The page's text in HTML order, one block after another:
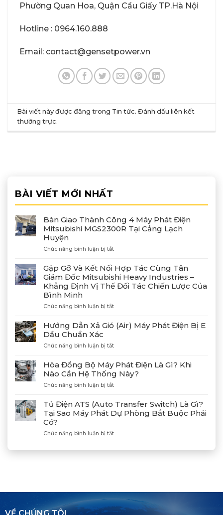
Phường Quan Hoa, Quận Cầu Giấy TP.Hà Nội
Hotline : 0964.160.888
Email: contact@gensetpower.vn
Bài viết này được đăng trong Tin tức. Đánh dấu liên kết
thường trực.
BÀI VIẾT MỚI NHẤT
Bàn Giao Thành Công 4 Máy Phát Điện
Mitsubishi MGS2300R Tại Cảng Lạch
Huyện
Chức năng bình luận bị tắtở
Giao
Thành
Công
4
Phát
MGS2300R
Cảng
Gặp Gỡ Và Kết Nối Hợp Tác Cùng Tân
Giám Đốc Mitsubishi Heavy Industries –
Khẳng Định Vị Thế Đối Tác Chiến Lược Của
Bình Minh
Chức năng bình luận bị tắtở
Gỡ
Và
Nối
Tác
Cùng
Tân
Giám
Mitsubishi
Heavy
Industries
Khẳng
Vị
Của
Bình
Minh
Hướng Dẫn Xả Gió (Air) Máy Phát Điện Bị E
Dầu Chuẩn Xác
Chức năng bình luận bị tắtở
Dẫn
Xả
Gió
(Air)
Phát
Điện
Bị
Dầu
Xác
Hòa Đồng Bộ Máy Phát Điện Là Gì? Khi
Nào Cần Hệ Thống Này?
Chức năng bình luận bị tắtở
Đồng
Bộ
Máy
Điện
Tủ Điện ATS (Auto Transfer Switch) Là Gì?
Tại Sao Máy Phát Dự Phòng Bắt Buộc Phải
Có?
Chức năng bình luận bị tắtở
Điện
Tại
Sao
VỀ CHÚNG TÔI